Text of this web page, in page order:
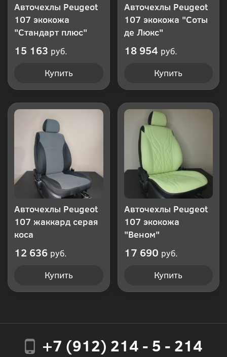
Авточехлы Peugeot
107 экокожа
"Стандарт плюс"
15 163 руб.
Купить
Авточехлы Peugeot
107 экокожа "Соты
де Люкс"
18 954 руб.
Купить
Авточехлы Peugeot
107 жаккард серая
коса
12 636 руб.
Купить
Авточехлы Peugeot
107 экокожа
"Веном"
17 690 руб.
Купить
+7 (912) 214 - 5 - 214